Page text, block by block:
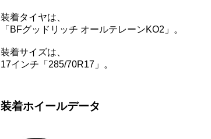
装着タイヤは、
「BFグッドリッチ オールテレーンKO2」。
装着サイズは、
17インチ「285/70R17」。
装着ホイールデータ